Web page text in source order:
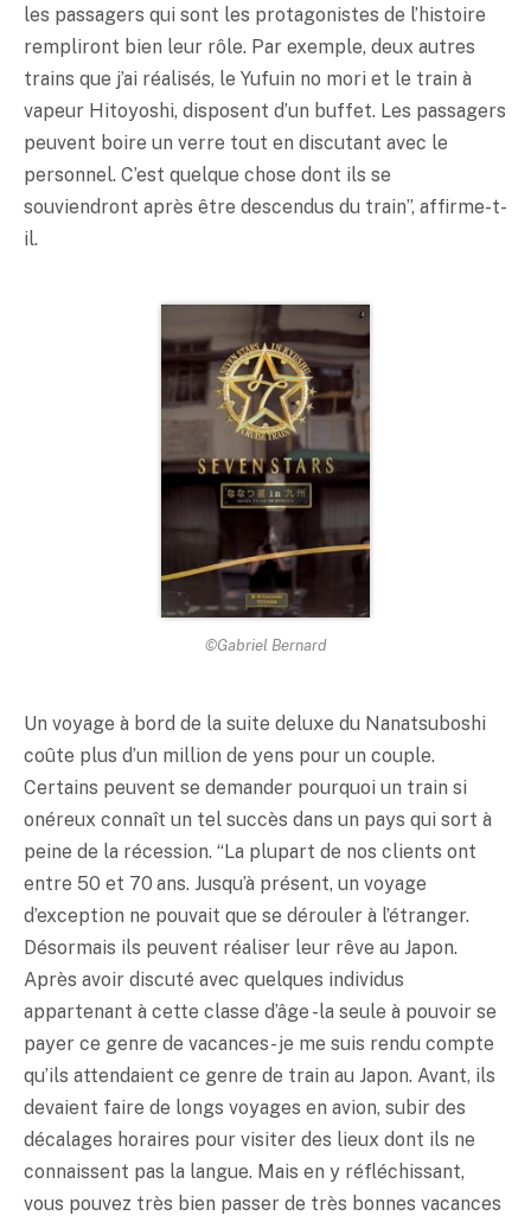
les passagers qui sont les protagonistes de l’histoire
rempliront bien leur rôle. Par exemple, deux autres
trains que j’ai réalisés, le Yufuin no mori et le train à
vapeur Hitoyoshi, disposent d’un buffet. Les passagers
peuvent boire un verre tout en discutant avec le
personnel. C’est quelque chose dont ils se
souviendront après être descendus du train”, affirme-t-
il.
©Gabriel Bernard
Un voyage à bord de la suite deluxe du Nanatsuboshi
coûte plus d’un million de yens pour un couple.
Certains peuvent se demander pourquoi un train si
onéreux connaît un tel succès dans un pays qui sort à
peine de la récession. “La plupart de nos clients ont
entre 50 et 70 ans. Jusqu’à présent, un voyage
d’exception ne pouvait que se dérouler à l’étranger.
Désormais ils peuvent réaliser leur rêve au Japon.
Après avoir discuté avec quelques individus
appartenant à cette classe d’âge - la seule à pouvoir se
payer ce genre de vacances - je me suis rendu compte
qu’ils attendaient ce genre de train au Japon. Avant, ils
devaient faire de longs voyages en avion, subir des
décalages horaires pour visiter des lieux dont ils ne
connaissent pas la langue. Mais en y réfléchissant,
vous pouvez très bien passer de très bonnes vacances